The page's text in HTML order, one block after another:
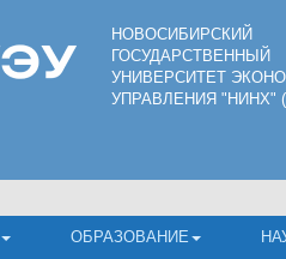
НОВОСИБИРСКИЙ
ГОСУДАРСТВЕННЫЙ
УНИВЕРСИТЕТ
УПРАВЛЕНИЯ "НИНХ"
ОБРАЗОВАНИЕ